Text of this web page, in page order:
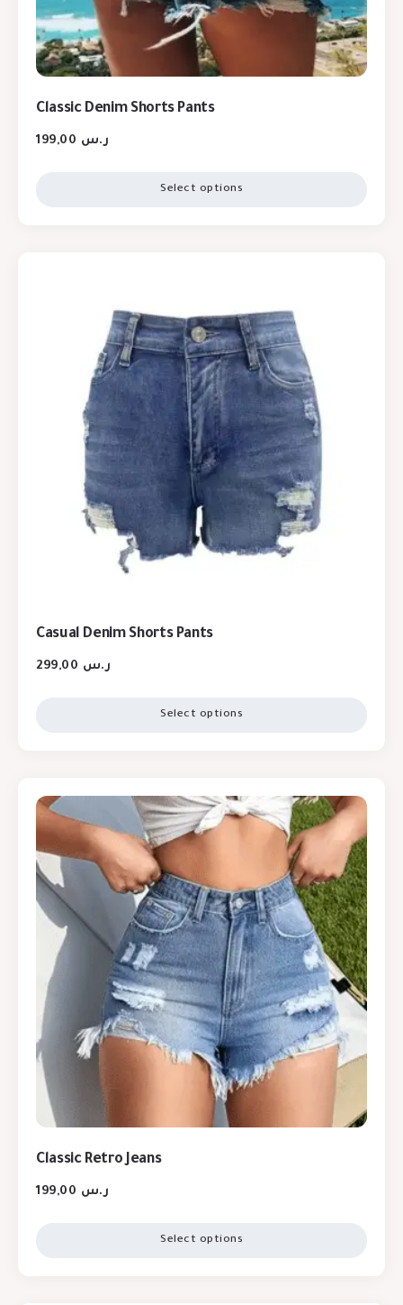
Classic Denim Shorts Pants
ر.س
Select options
Casual Denim Shorts Pants
ر.س
Select options
Classic Retro Jeans
ر.س
Select options